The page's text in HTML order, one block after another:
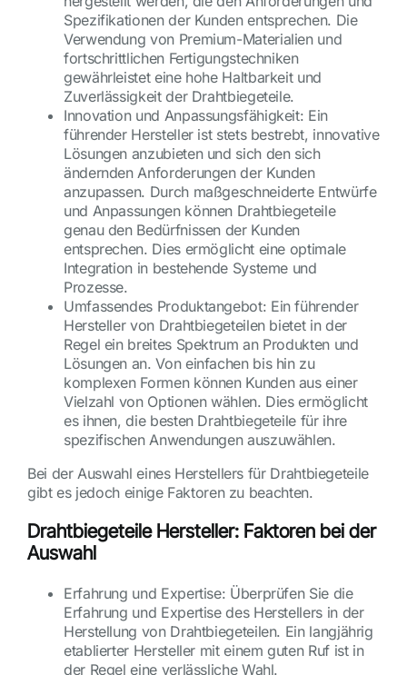
Spezifikationen der Kunden entsprechen. Die
Verwendung von Premium-Materialien und
fortschrittlichen Fertigungstechniken
gewährleistet eine hohe Haltbarkeit und
Zuverlässigkeit der Drahtbiegeteile.
Innovation und Anpassungsfähigkeit: Ein
führender Hersteller ist stets bestrebt, innovative
Lösungen anzubieten und sich den sich
ändernden Anforderungen der Kunden
anzupassen. Durch maßgeschneiderte Entwürfe
und Anpassungen können Drahtbiegeteile
genau den Bedürfnissen der Kunden
entsprechen. Dies ermöglicht eine optimale
Integration in bestehende Systeme und
Prozesse.
Umfassendes Produktangebot: Ein führender
Hersteller von Drahtbiegeteilen bietet in der
Regel ein breites Spektrum an Produkten und
Lösungen an. Von einfachen bis hin zu
komplexen Formen können Kunden aus einer
Vielzahl von Optionen wählen. Dies ermöglicht
es ihnen, die besten Drahtbiegeteile für ihre
spezifischen Anwendungen auszuwählen.
Bei der Auswahl eines Herstellers für Drahtbiegeteile
gibt es jedoch einige Faktoren zu beachten.
Drahtbiegeteile Hersteller: Faktoren bei der
Auswahl
Erfahrung und Expertise: Überprüfen Sie die
Erfahrung und Expertise des Herstellers in der
Herstellung von Drahtbiegeteilen. Ein langjährig
etablierter Hersteller mit einem guten Ruf ist in
der Regel eine verlässliche Wahl.